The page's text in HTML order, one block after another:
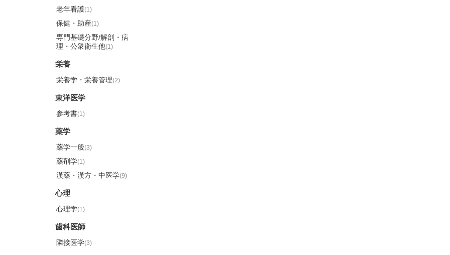
老年看護(1)
保健・助産(1)
専門基礎分野/解剖・病
理・公衆衛生他(1)
栄養
栄養学・栄養管理(2)
東洋医学
参考書(1)
薬学
薬学一般(3)
薬剤学(1)
漢薬・漢方・中医学(9)
心理
心理学(1)
歯科医師
隣接医学(3)